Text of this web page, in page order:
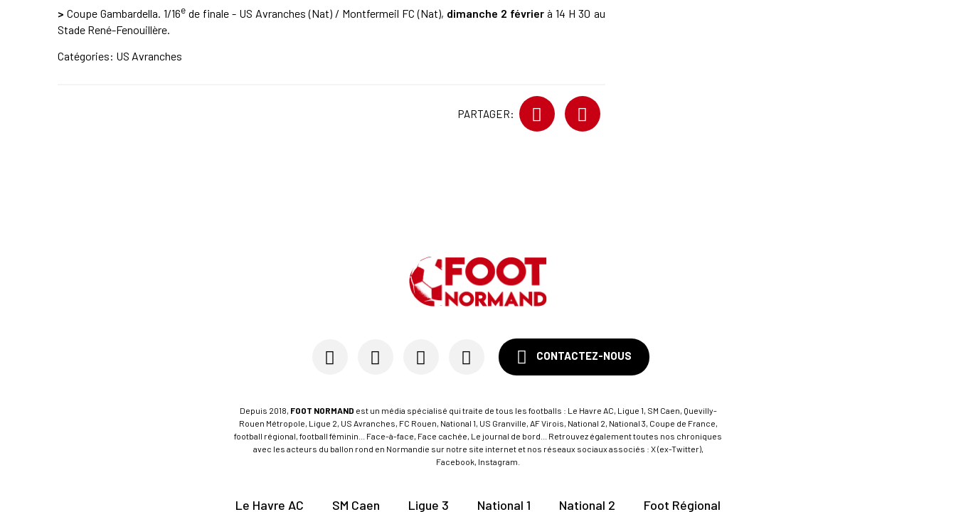
> Coupe Gambardella. 1/16ede finale - US Avranches (Nat) / Montfermeil FC (Nat), dimanche 2 février à 14 H 30 au
Stade René-Fenouillère.
Catégories: US Avranches
PARTAGER:
CONTACTEZ-NOUS
Depuis 2018, FOOT NORMAND est un média spécialisé qui traite de tous les footballs : Le Havre AC, Ligue 1, SM Caen, Quevilly-
Rouen Métropole, Ligue 2, US Avranches, FC Rouen, National 1, US Granville, AF Virois, National 2, National 3, Coupe de France,
football régional, football féminin... Face-à-face, Face cachée, Le journal de bord... Retrouvez également toutes nos chroniques
avec les acteurs du ballon rond en Normandie sur notre site internet et nos réseaux sociaux associés : X (ex-Twitter),
Facebook, Instagram.
Le Havre AC SM Caen Ligue 3 National 1 National 2 Foot Régional